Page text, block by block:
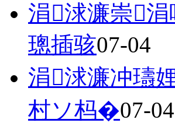
涓浗濂崇
璁插骇07-04
涓浗濂冲瓙
村ソ杩�07-04